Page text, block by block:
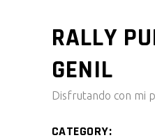
RALLY
GENIL
Disfrutando con mi
CATEGORY: